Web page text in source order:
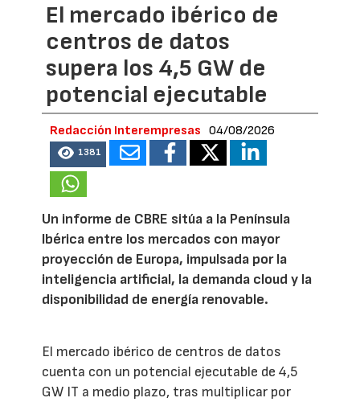
El mercado ibérico de
centros de datos
supera los 4,5 GW de
potencial ejecutable
Redacción Interempresas 04/08/2026
1381
Un informe de CBRE sitúa a la Península
Ibérica entre los mercados con mayor
proyección de Europa, impulsada por la
inteligencia artificial, la demanda cloud y la
disponibilidad de energía renovable.
El mercado ibérico de centros de datos
cuenta con un potencial ejecutable de 4,5
GW IT a medio plazo, tras multiplicar por